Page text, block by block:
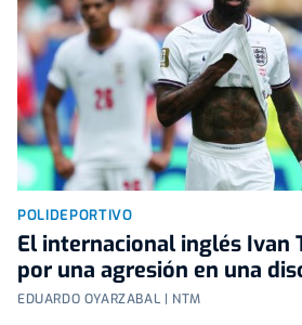
POLIDEPORTIVO
El internacional inglés Ivan
por una agresión en una
EDUARDO OYARZABAL | NTM